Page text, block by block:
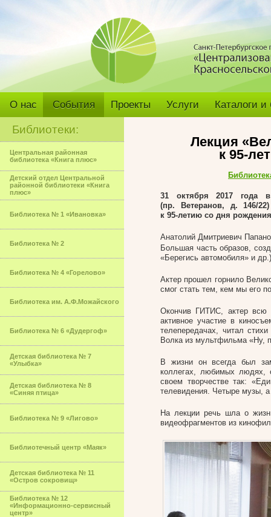
О нас События Проекты Услуги Каталоги
Библиотеки:
Центральная районная
библиотека «Книга плюс»
Детский отдел Центральной
районной библиотеки «Книга
плюс»
Библиотека № 1 «Ивановка»
Библиотека № 2
Библиотека № 4 «Горелово»
Библиотека им. А.Ф.Можайского
Библиотека № 6 «Дудергоф»
Детская библиотека № 7
«Улыбка»
Детская библиотека № 8
«Синяя птица»
Библиотека № 9 «Лигово»
Библиотечный центр «Маяк»
Детская библиотека № 11
«Остров сокровищ»
Библиотека № 12
«Информационно-сервисный
центр»
Лекция
к 95-
31 октября 2017 года
(пр. Ветеранов, д. 146/22)
к 95-летию со дня
Анатолий Дмитриевич
Большая часть образов,
«Берегись автомобиля» и
Актер прошел горнило
смог стать тем, кем мы его
Окончив ГИТИС, актер всю
активное участие в
телепередачах, читал
Волка из мультфильма «Ну,
В жизни он всегда был
коллегах, любимых людях,
своем творчестве так:
телевидения. Четыре музы,
На лекции речь шла о
видеофрагментов из